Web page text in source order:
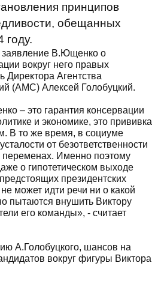
принципов
обещанных
году.
заявление В.Ющенко о
вокруг него правых
Директора Агентства
(АМС) Алексей Голобуцкий.
– это гарантия консервации
и экономике, это прививка
В то же время, в социуме
от безответственности
переменах. Именно поэтому
о гипотетическом выходе
президентских
может идти речи ни о какой
пытаются внушить Виктору
его команды», - считает
А.Голобуцкого, шансов на
вокруг фигуры Виктора